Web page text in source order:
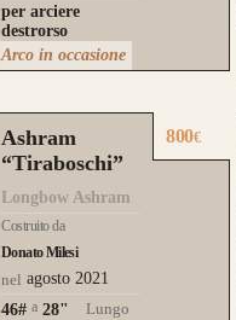
per arciere
destrorso
Arco in occasione
Ashram
“Tiraboschi”
Longbow Ashram
Costruito da
Donato Milesi
nel agosto 2021
46# a 28"
Lungo
800€